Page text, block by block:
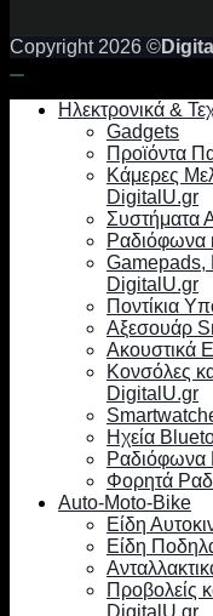
Copyright 2026 ©
Ηλεκτρονικά &
Gadgets
Προϊόντα
Κάμερες
DigitalU.gr
Συστήματα
Ραδιόφωνα
Gamepads,
DigitalU.gr
Ποντίκια
Αξεσουάρ
Ακουστικά
Κονσόλες
DigitalU.gr
Ηχεία
Ραδιόφωνα
Φορητά
Auto-Moto-Bike
Είδη
Είδη
Προβολείς